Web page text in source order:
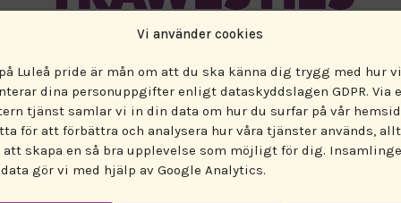
Vi använder cookies
Luleå pride är mån om att du ska känna dig trygg med hur vi
dina personuppgifter enligt dataskyddslagen GDPR. Via
tjänst samlar vi in din data om hur du surfar på vår
för att förbättra och analysera hur våra tjänster används, allt
att skapa en så bra upplevelse som möjligt för dig.
gör vi med hjälp av Google Analytics.
När:18 augusti 2023 16:15
Var:Stadsparken
Kategori:Musik